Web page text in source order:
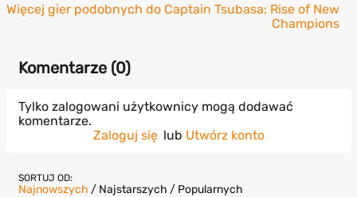
Więcej gier podobnych do Captain Tsubasa: Rise of New
Champions
Komentarze (0)
Tylko zalogowani użytkownicy mogą dodawać
komentarze.
Zaloguj się lub Utwórz konto
SORTUJ OD:
Najnowszych / Najstarszych / Popularnych